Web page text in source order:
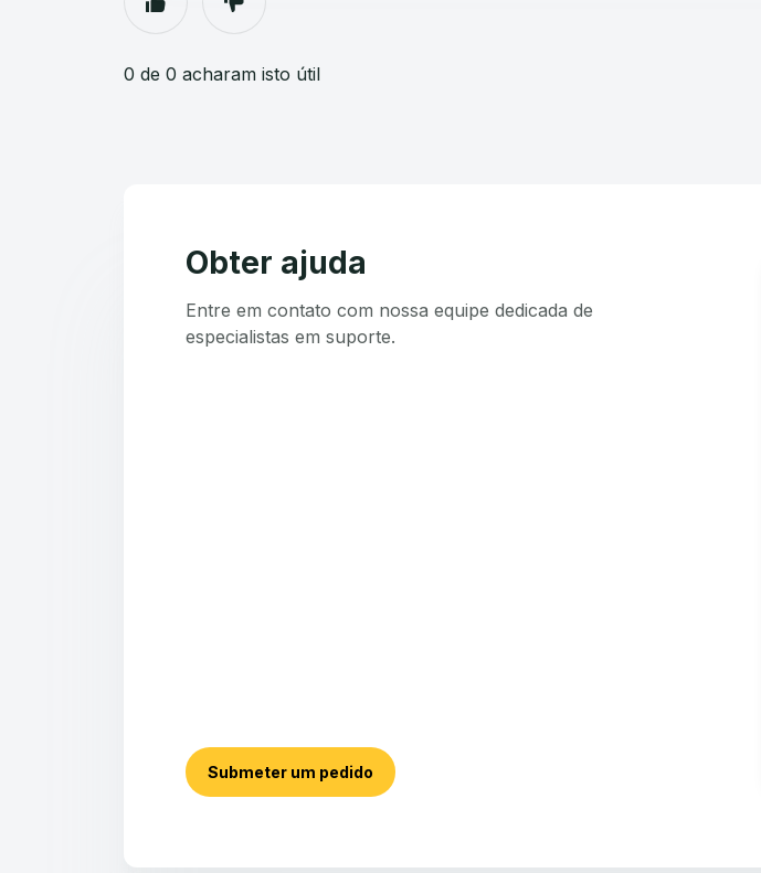
0 de 0 acharam isto útil
Obter ajuda
Entre em contato com nossa equipe dedicada de
especialistas em suporte.
Submeter um pedido